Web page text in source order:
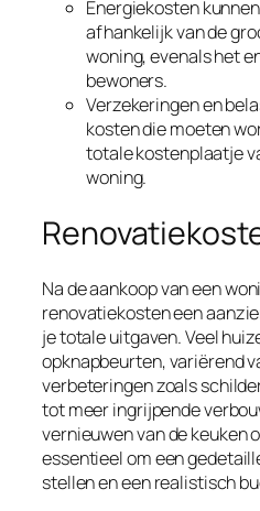
Energiekosten
afhankelijk van de
woning, evenals het
bewoners.
Verzekeringen en
kosten die moeten
totale kostenplaatje
woning.
Na de aankoop van een
renovatiekosten een
je totale uitgaven. Veel
opknapbeurten, variërend
verbeteringen zoals
tot meer ingrijpende
vernieuwen van de keuken
essentieel om een
stellen en een realistisch